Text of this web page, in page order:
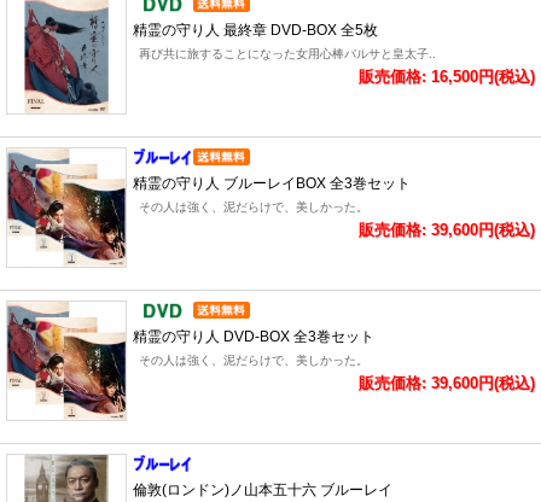
精霊の守り人 最終章 DVD-BOX 全5枚
再び共に旅することになった女用心棒バルサと皇太子..
販売価格: 16,500円(税込)
精霊の守り人 ブルーレイBOX 全3巻セット
その人は強く、泥だらけで、美しかった。
販売価格: 39,600円(税込)
精霊の守り人 DVD-BOX 全3巻セット
その人は強く、泥だらけで、美しかった。
販売価格: 39,600円(税込)
倫敦(ロンドン)ノ山本五十六 ブルーレイ